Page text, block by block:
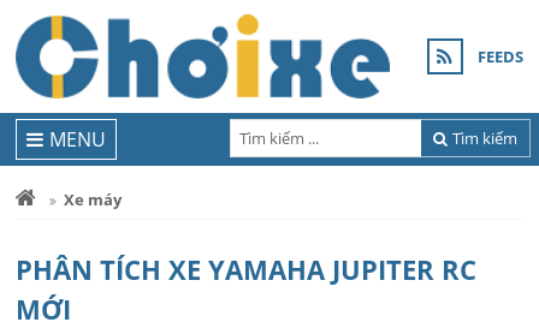
FEEDS
Tìm kiếm
MENU
Xe máy
PHÂN TÍCH XE YAMAHA JUPITER RC
MỚI